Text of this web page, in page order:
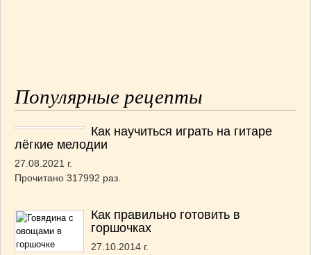
Популярные рецепты
Как научиться играть на гитаре
лёгкие мелодии
27.08.2021 г.
Прочитано 317992 раз.
Как правильно готовить в
горшочках
27.10.2014 г.